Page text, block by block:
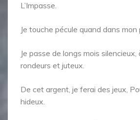
L’Impasse.
Je touche pécule quand dans mon
Je passe de longs mois silencieux,
rondeurs et juteux.
De cet argent, je ferai des jeux,
hideux.